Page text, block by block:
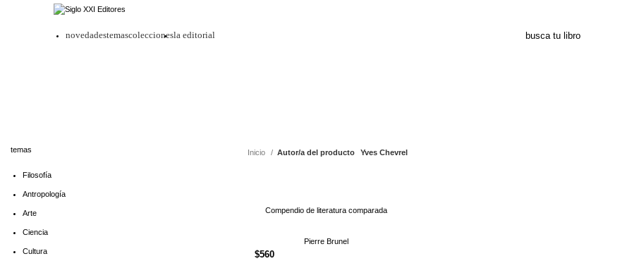
novedadestemascoleccionesla editorial
temas
Filosofía
Antropología
Arte
Ciencia
Cultura
Inicio Autor/a del producto Yves Chevrel
Compendio de literatura comparada
Pierre Brunel
$560